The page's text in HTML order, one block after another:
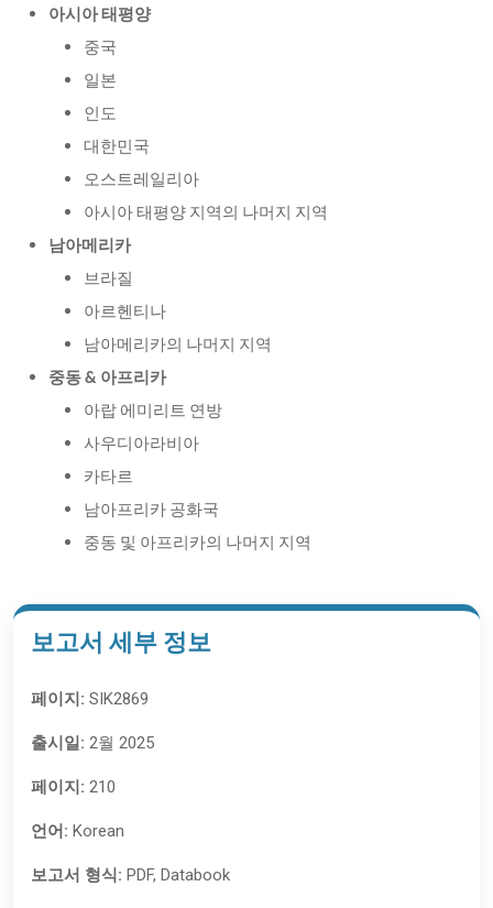
아시아 태평양
중국
일본
인도
대한민국
오스트레일리아
아시아 태평양 지역의 나머지 지역
남아메리카
브라질
아르헨티나
남아메리카의 나머지 지역
중동 & 아프리카
아랍 에미리트 연방
사우디아라비아
카타르
남아프리카 공화국
중동 및 아프리카의 나머지 지역
보고서 세부 정보
페이지: SIK2869
출시일: 2월 2025
페이지: 210
언어: Korean
보고서 형식: PDF, Databook